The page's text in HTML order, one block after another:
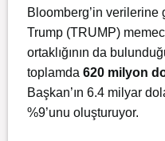
Bloomberg’in verilerine
Trump (TRUMP)
ortaklığının da
toplamda 620 milyon
Başkan’ın 6.4 milyar
%9’unu oluşturuyor.